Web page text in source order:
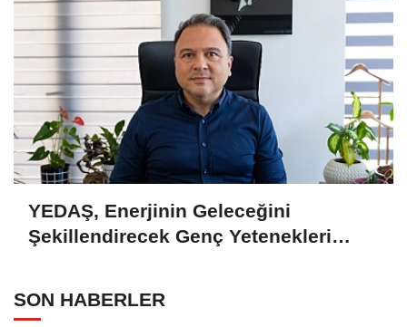
YEDAŞ, Enerjinin Geleceğini
Şekillendirecek Genç Yetenekleri
SON HABERLER